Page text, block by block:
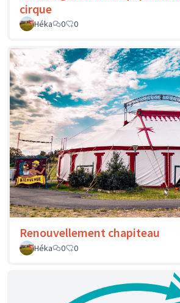
cirque
Héka 0 0
Renouvellement chapiteau
Héka
0 0